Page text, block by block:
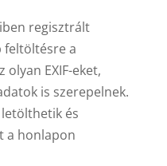
regisztrált
feltöltésre a
EXIF-eket,
is szerepelnek.
és
a honlapon